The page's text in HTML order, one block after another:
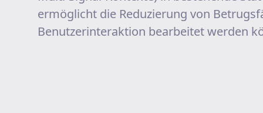
ermöglicht die Reduzierung von
Benutzerinteraktion bearbeitet werden